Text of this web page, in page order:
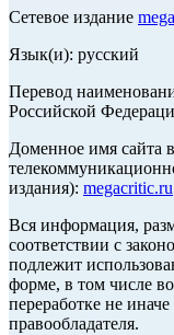
Сетевое издание
Язык(и): русский
Перевод
Российской
Доменное имя сайта
издания): megacritic.ru
Вся информация,
соответствии с
подлежит
форме, в том числе
переработке не
правообладателя.